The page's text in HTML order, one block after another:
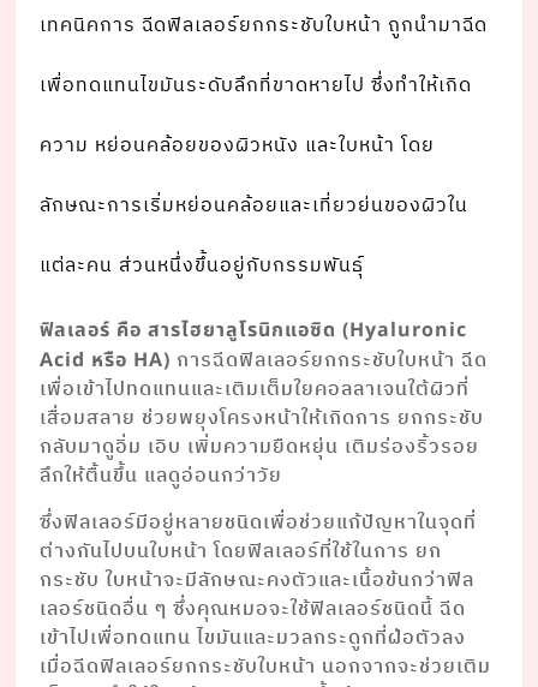
เทคนิคการ ฉีดฟิลเลอร์ยกกระชับใบหน้า ถูกนํามาฉีด
เพื่อทดแทนไขมันระดับลึกที่ขาดหายไป ซึ่งทําให้เกิด
ความ หย่อนคล้อยของผิวหนัง และใบหน้า โดย
ลักษณะการเริ่มหย่อนคล้อยและเที่ยวย่นของผิวใน
แต่ละคน ส่วนหนึ่งขึ้นอยู่กับกรรมพันธุ์
ฟิลเลอร์ คือ สารไฮยาลูโรนิกแอซิด (Hyaluronic
Acid หรือ HA) การฉีดฟิลเลอร์ยกกระชับใบหน้า ฉีด
เพื่อเข้าไปทดแทนและเติมเต็มใยคอลลาเจนใต้ผิวที่
เสื่อมสลาย ช่วยพยุงโครงหน้าให้เกิดการ ยกกระชับ
กลับมาดูอิ่ม เอิบ เพิ่มความยืดหยุ่น เติมร่องริ้วรอย
ลึกให้ตื้นขึ้น แลดูอ่อนกว่าวัย
ซึ่งฟิลเลอร์มีอยู่หลายชนิดเพื่อช่วยแก้ปัญหาในจุดที่
ต่างกันไปบนใบหน้า โดยฟิลเลอร์ที่ใช้ในการ ยก
กระชับ ใบหน้าจะมีลักษณะคงตัวและเนื้อข้นกว่าฟิล
เลอร์ชนิดอื่น ๆ ซึ่งคุณหมอจะใช้ฟิลเลอร์ชนิดนี้ ฉีด
เข้าไปเพื่อทดแทน ไขมันและมวลกระดูกที่ฝ่อตัวลง
เมื่อฉีดฟิลเลอร์ยกกระชับใบหน้า นอกจากจะช่วยเติม